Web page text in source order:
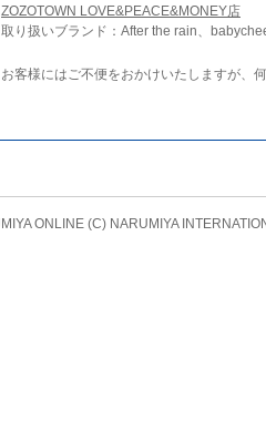
ZOZOTOWN LOVE&PEACE&MONEY店
取り扱いブランド：After the rain、
お客様にはご不便をおかけいたしますが、